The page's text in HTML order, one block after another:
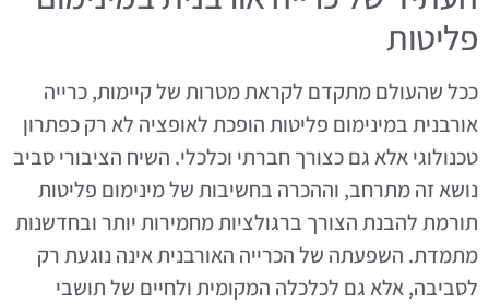
פליטות
ככל שהעולם מתקדם לקראת מטרות של קיימות, כרייה
אורבנית במינימום פליטות הופכת לאופציה לא רק כפתרון
טכנולוגי אלא גם כצורך חברתי וכלכלי. השיח הציבורי סביב
נושא זה מתרחב, וההכרה בחשיבות של מינימום פליטות
תורמת להבנת הצורך ברגולציות מחמירות יותר ובחדשנות
מתמדת. השפעתה של הכרייה האורבנית אינה נוגעת רק
לסביבה, אלא גם לכלכלה המקומית ולחיים של תושבי